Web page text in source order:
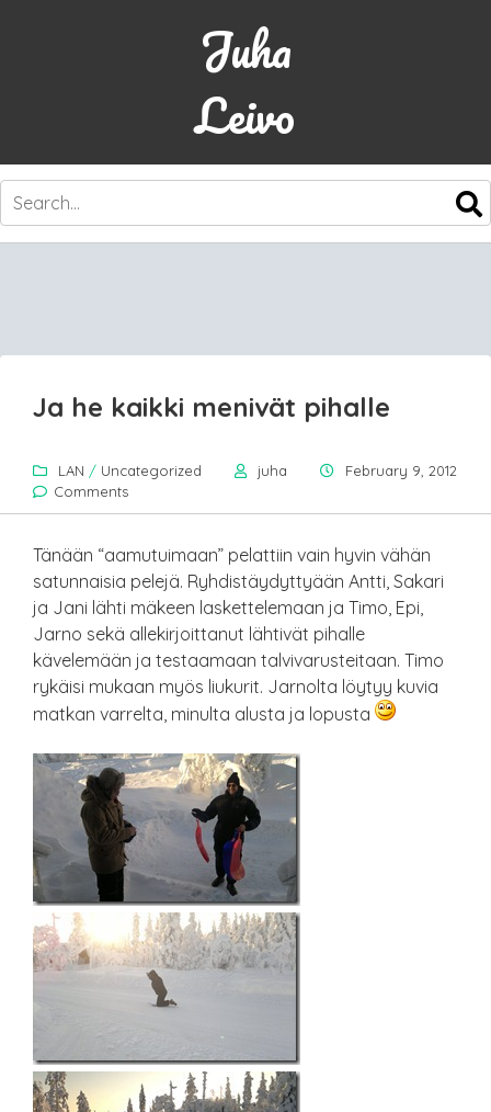
Juha
Leivo
SKIP
CONTENT
Ja he kaikki menivät pihalle
LAN / Uncategorized juha
February 9, 2012
Comments
Tänään “aamutuimaan” pelattiin vain hyvin vähän
satunnaisia pelejä. Ryhdistäydyttyään Antti, Sakari
ja Jani lähti mäkeen laskettelemaan ja Timo, Epi,
Jarno sekä allekirjoittanut lähtivät pihalle
kävelemään ja testaamaan talvivarusteitaan. Timo
rykäisi mukaan myös liukurit. Jarnolta löytyy kuvia
matkan varrelta, minulta alusta ja lopusta